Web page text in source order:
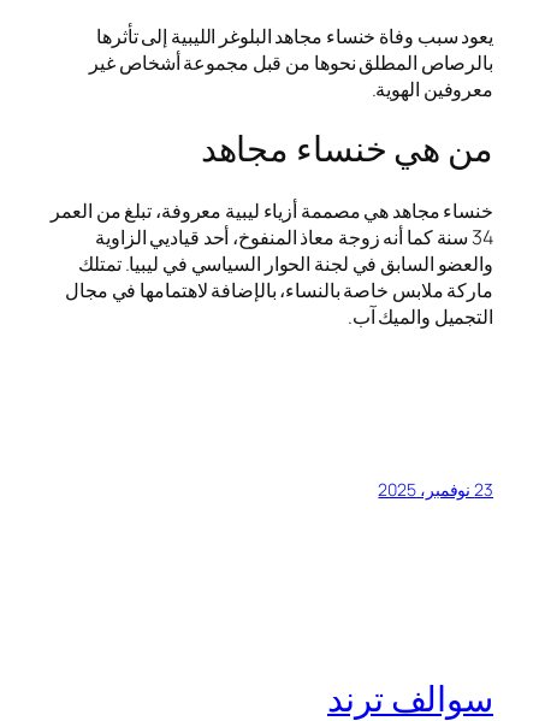
يعود سبب وفاة خنساء مجاهد البلوغر الليبية إلى تأثرها
بالرصاص المطلق نحوها من قبل مجموعة أشخاص غير
معروفين الهوية.
من هي خنساء مجاهد
خنساء مجاهد هي مصممة أزياء ليبية معروفة، تبلغ من العمر
34 سنة كما أنه زوجة معاذ المنفوخ، أحد قياديي الزاوية
والعضو السابق في لجنة الحوار السياسي في ليبيا. تمتلك
ماركة ملابس خاصة بالنساء، بالإضافة لاهتمامها في مجال
التجميل والميك آب.
23 نوفمبر، 2025
سوالف ترند